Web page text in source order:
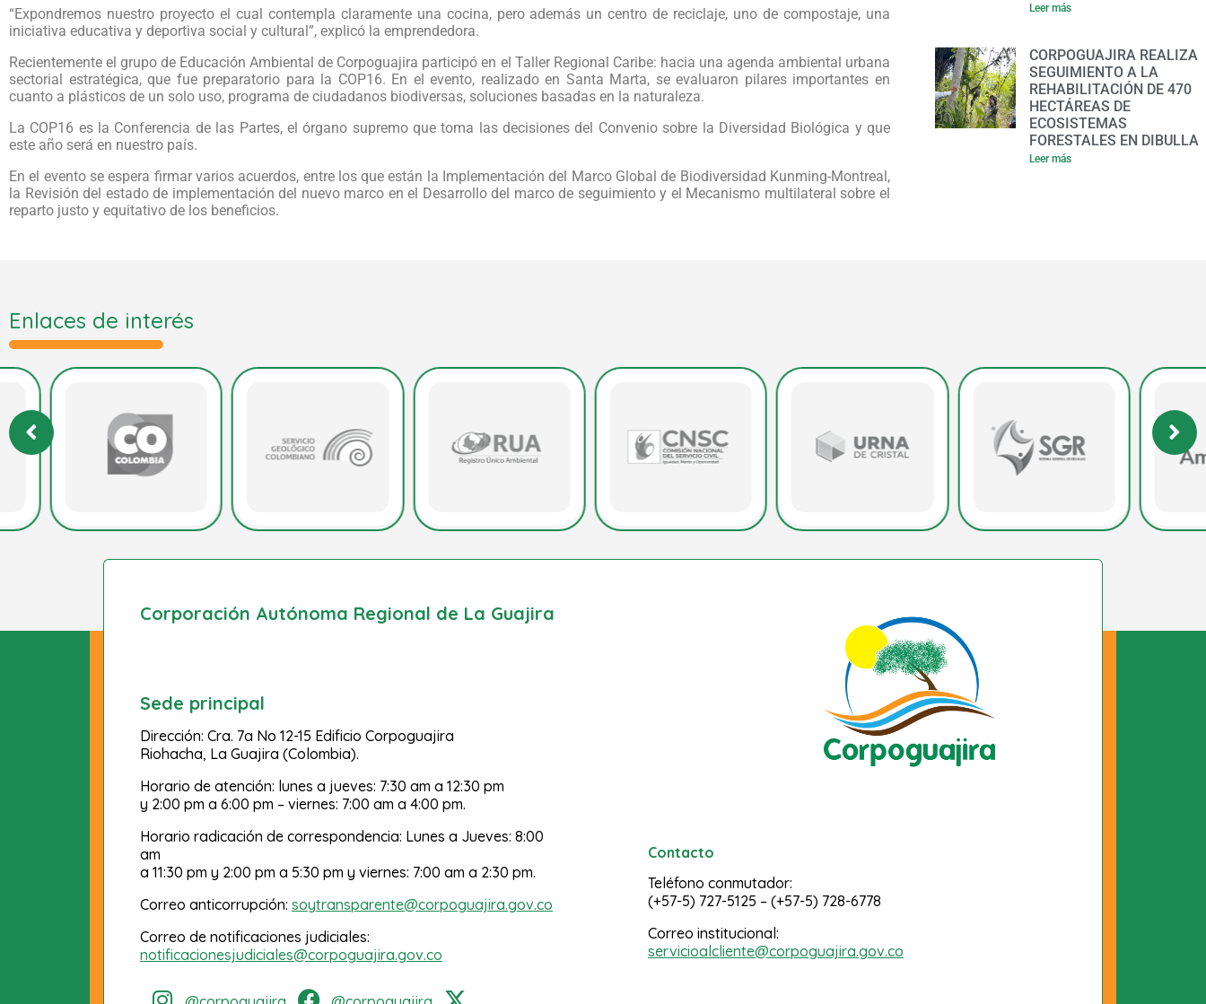
“Expondremos nuestro proyecto el cual contempla claramente una cocina, pero además un centro de reciclaje, uno de compostaje, una
iniciativa educativa y deportiva social y cultural”, explicó la emprendedora.
Recientemente el grupo de Educación Ambiental de Corpoguajira participó en el Taller Regional Caribe: hacia una agenda ambiental urbana
sectorial estratégica, que fue preparatorio para la COP16. En el evento, realizado en Santa Marta, se evaluaron pilares importantes en
cuanto a plásticos de un solo uso, programa de ciudadanos biodiversas, soluciones basadas en la naturaleza.
La COP16 es la Conferencia de las Partes, el órgano supremo que toma las decisiones del Convenio sobre la Diversidad Biológica y que
este año será en nuestro país.
En el evento se espera firmar varios acuerdos, entre los que están la Implementación del Marco Global de Biodiversidad Kunming-Montreal,
la Revisión del estado de implementación del nuevo marco en el Desarrollo del marco de seguimiento y el Mecanismo multilateral sobre el
reparto justo y equitativo de los beneficios.
Leer más
CORPOGUAJIRA REALIZA
SEGUIMIENTO A LA
REHABILITACIÓN DE 470
HECTÁREAS DE
ECOSISTEMAS
FORESTALES EN DIBULLA
Leer más
Enlaces de interés
Corporación Autónoma Regional de La Guajira
Sede principal
Dirección: Cra. 7a No 12-15 Edificio Corpoguajira
Riohacha, La Guajira (Colombia).
Horario de atención: lunes a jueves: 7:30 am a 12:30 pm
y 2:00 pm a 6:00 pm – viernes: 7:00 am a 4:00 pm.
Horario radicación de correspondencia: Lunes a Jueves: 8:00
am
a 11:30 pm y 2:00 pm a 5:30 pm y viernes: 7:00 am a 2:30 pm.
Correo anticorrupción: soytransparente@corpoguajira.gov.co
Correo de notificaciones judiciales:
notificacionesjudiciales@corpoguajira.gov.co
Contacto
Teléfono conmutador:
(+57-5) 727-5125 – (+57-5) 728-6778
Correo institucional:
servicioalcliente@corpoguajira.gov.co